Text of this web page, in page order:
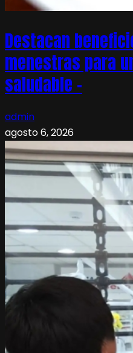
Destacan
menestras para
saludable –
admin
agosto 6, 2026